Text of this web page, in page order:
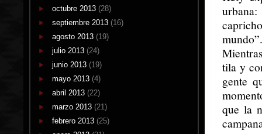
octubre 2013 (28)
septiembre 2013 (16)
agosto 2013 (19)
julio 2013 (24)
junio 2013 (19)
mayo 2013 (4)
abril 2013 (22)
marzo 2013 (21)
febrero 2013 (25)
tila y
gente
que la